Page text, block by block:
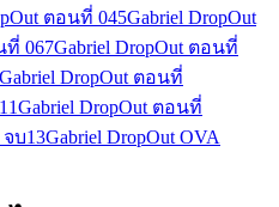
ตอนที่ 045Gabriel DropOut
ที่ 067Gabriel DropOut ตอนที่
Gabriel DropOut ตอนที่
11Gabriel DropOut ตอนที่
จบ13Gabriel DropOut OVA